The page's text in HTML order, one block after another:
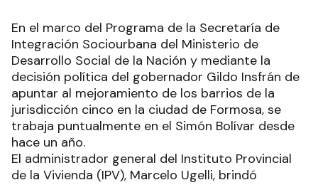
En el marco del Programa de la Secretaría de
Integración Sociourbana del Ministerio de
Desarrollo Social de la Nación y mediante la
decisión política del gobernador Gildo Insfrán de
apuntar al mejoramiento de los barrios de la
jurisdicción cinco en la ciudad de Formosa, se
trabaja puntualmente en el Simón Bolívar desde
hace un año.
El administrador general del Instituto Provincial
de la Vivienda (IPV), Marcelo Ugelli, brindó